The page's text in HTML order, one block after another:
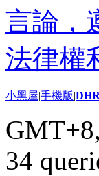
言論，
法律權
小黑屋|手機版|
34